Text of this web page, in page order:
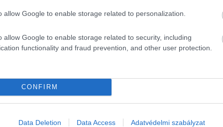
allow Google to enable storage related to personalization.
allow Google to enable storage related to security, including
functionality and fraud prevention, and other user protection.
CONFIRM
Data Deletion Data Access Adatvédelmi szabályzat